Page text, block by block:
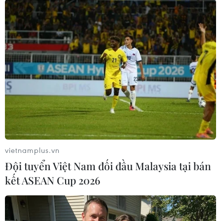
#Nhà nước Hồi giáo
#Cảnh sát Indonesia
#Đánh bom Đại sứ quán
#Biệt đội 88
#Chế tạo bom
Indonesia
TIN LIÊN QUAN
vietnamplus.vn
Đội tuyển Việt Nam đối đầu Malaysia tại bán
kết ASEAN Cup 2026